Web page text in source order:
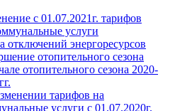
с 01.07.2021г. тарифов
услуги
отключений энергоресурсов
отопительного сезона
отопительного сезона 2020-
тарифов на
услуги с 01.07.2020г.